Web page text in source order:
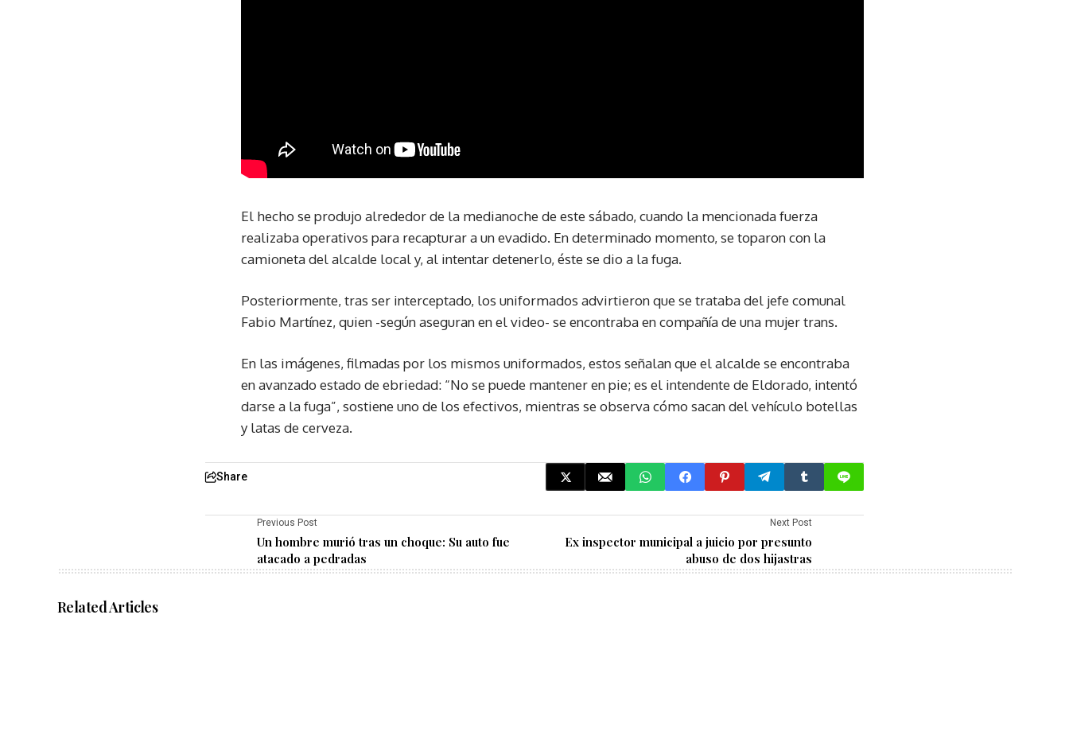
El hecho se produjo alrededor de la medianoche de este sábado, cuando la mencionada fuerza
realizaba operativos para recapturar a un evadido. En determinado momento, se toparon con la
camioneta del alcalde local y, al intentar detenerlo, éste se dio a la fuga.
Posteriormente, tras ser interceptado, los uniformados advirtieron que se trataba del jefe comunal
Fabio Martínez, quien -según aseguran en el video- se encontraba en compañía de una mujer trans.
En las imágenes, filmadas por los mismos uniformados, estos señalan que el alcalde se encontraba
en avanzado estado de ebriedad: “No se puede mantener en pie; es el intendente de Eldorado, intentó
darse a la fuga”, sostiene uno de los efectivos, mientras se observa cómo sacan del vehículo botellas
y latas de cerveza.
Share
Previous Post
Un hombre murió tras un choque: Su auto fue
atacado a pedradas
Next Post
Ex inspector municipal a juicio por presunto
abuso de dos hijastras
Related Articles